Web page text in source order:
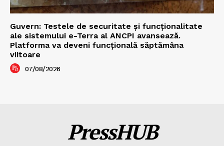
Guvern: Testele de securitate și funcționalitate
ale sistemului e-Terra al ANCPI avansează.
Platforma va deveni funcțională săptămâna
viitoare
07/08/2026
PressHUB